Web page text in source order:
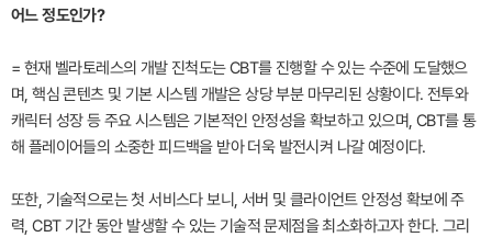
어느 정도인가?
= 현재 벨라토레스의 개발 진척도는 CBT를 진행할 수 있는 수준에 도달했으
며, 핵심 콘텐츠 및 기본 시스템 개발은 상당 부분 마무리된 상황이다. 전투와
캐릭터 성장 등 주요 시스템은 기본적인 안정성을 확보하고 있으며, CBT를 통
해 플레이어들의 소중한 피드백을 받아 더욱 발전시켜 나갈 예정이다.
또한, 기술적으로는 첫 서비스다 보니, 서버 및 클라이언트 안정성 확보에 주
력, CBT 기간 동안 발생할 수 있는 기술적 문제점을 최소화하고자 한다. 그리